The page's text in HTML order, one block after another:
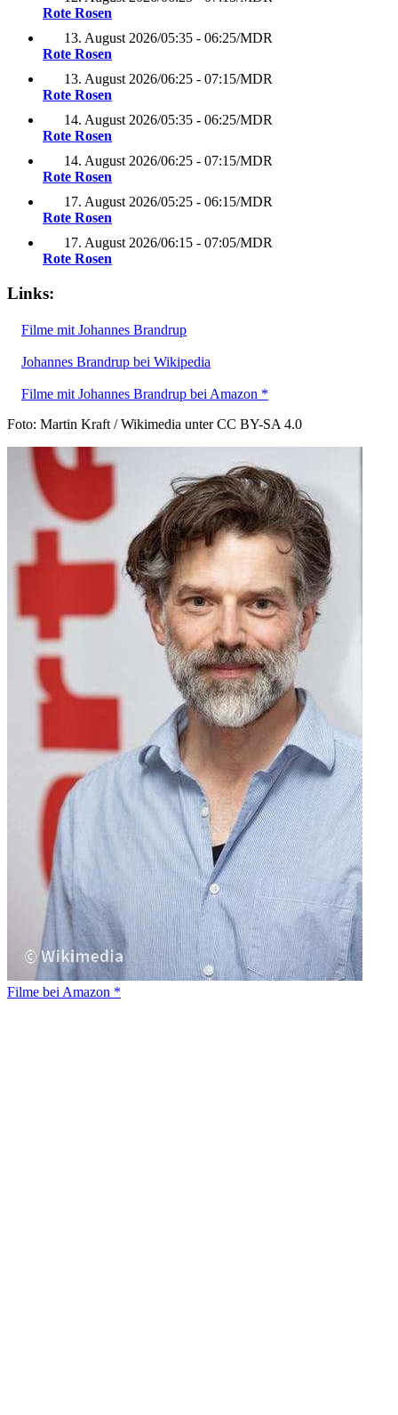
Rote Rosen
13. August 2026/05:35 - 06:25/MDR
Rote Rosen
13. August 2026/06:25 - 07:15/MDR
Rote Rosen
14. August 2026/05:35 - 06:25/MDR
Rote Rosen
14. August 2026/06:25 - 07:15/MDR
Rote Rosen
17. August 2026/05:25 - 06:15/MDR
Rote Rosen
17. August 2026/06:15 - 07:05/MDR
Rote Rosen
Links:
Filme mit Johannes Brandrup
Johannes Brandrup bei Wikipedia
Filme mit Johannes Brandrup bei Amazon *
Foto: Martin Kraft / Wikimedia unter CC BY-SA 4.0
Filme bei Amazon *